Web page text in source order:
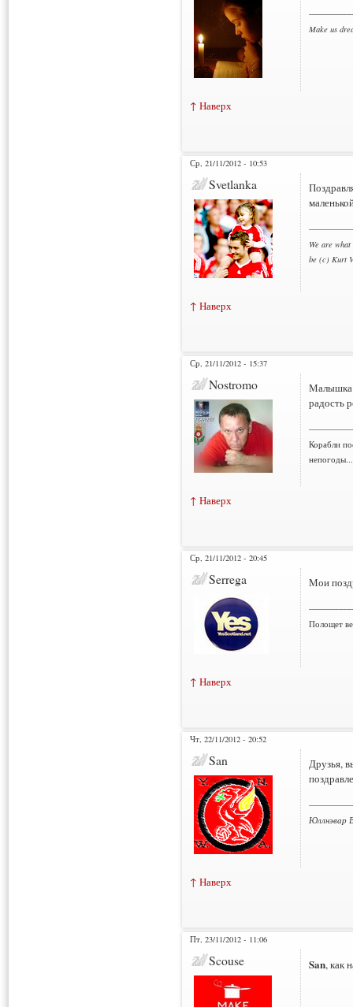
Make us
↑ Наверх
Ср, 21/11/2012 - 10:53
Svetlanka
We are
be (c) Kurt
↑ Наверх
Ср, 21/11/2012 - 15:37
Nostromo
Малышка
радость
Корабли
↑ Наверх
Ср, 21/11/2012 - 20:45
Serrega Мои
Полощет
↑ Наверх
Чт, 22/11/2012 - 20:52
San
Друзья,
Юллнэвар
↑ Наверх
Пт, 23/11/2012 - 11:06
Scouse San, как